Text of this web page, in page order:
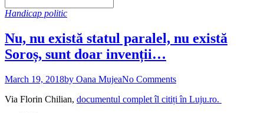
Handicap politic
Nu, nu există statul paralel, nu există
Soroș, sunt doar invenții…
March 19, 2018by Oana MujeaNo Comments
Via Florin Chilian, documentul complet îl citiți în Luju.ro.